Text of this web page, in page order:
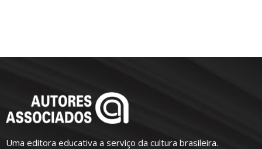
Uma editora educativa a serviço da cultura brasileira.